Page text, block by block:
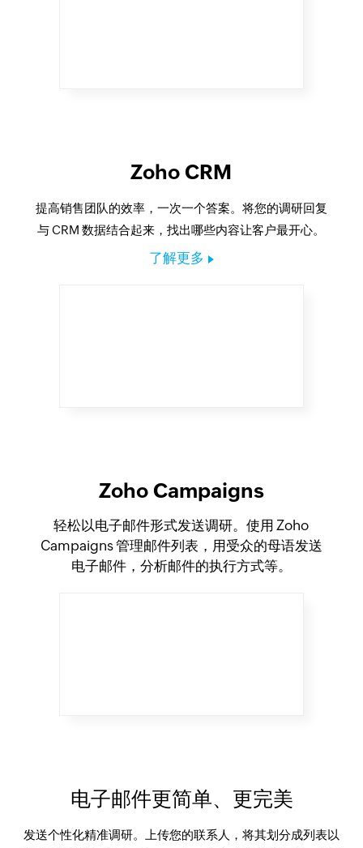
Zoho CRM
提高销售团队的效率，一次一个答案。将您的调研回复
与 CRM 数据结合起来，找出哪些内容让客户最开心。
了解更多
Zoho Campaigns
轻松以电子邮件形式发送调研。使用 Zoho
Campaigns 管理邮件列表，用受众的母语发送
电子邮件，分析邮件的执行方式等。
电子邮件更简单、更完美
发送个性化精准调研。上传您的联系人，将其划分成列表以